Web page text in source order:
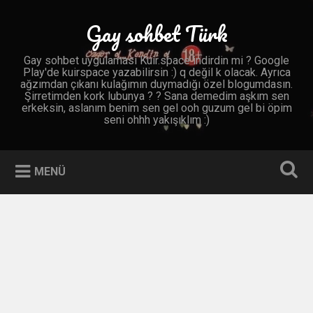
Gay sohbet Türk
Gay sohbet uygulaması Kuir.space indirdin mi ? Google
Play'de kuirspace yazabilirsin :) q değil k olacak. Ayrıca
ağzımdan çıkanı kulağımın duymadığı özel blogumdasın.
Şirretimden kork lubunya ? ? Sana demedim aşkım sen
erkeksin, aslanım benim sen gel ooh guzum gel bi öpim
seni ohhh yakışıklım :)
MENÜ